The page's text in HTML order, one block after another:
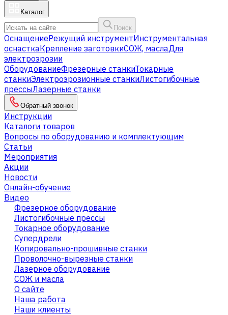
Каталог
Поиск
ОснащениеРежущий инструментИнструментальная
оснасткаКрепление заготовкиСОЖ, маслаДля
электроэрозии
ОборудованиеФрезерные станкиТокарные
станкиЭлектроэрозионные станкиЛистогибочные
прессыЛазерные станки
Обратный звонок
Инструкции
Каталоги товаров
Вопросы по оборудованию и комплектующим
Статьи
Мероприятия
Акции
Новости
Онлайн-обучение
Видео
Фрезерное оборудование
Листогибочные прессы
Токарное оборудование
Cупердрели
Копировально-прошивные станки
Проволочно-вырезные станки
Лазерное оборудование
СОЖ и масла
О сайте
Наша работа
Наши клиенты